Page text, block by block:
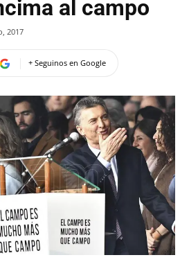
al campo
2017
+ Seguinos en Google